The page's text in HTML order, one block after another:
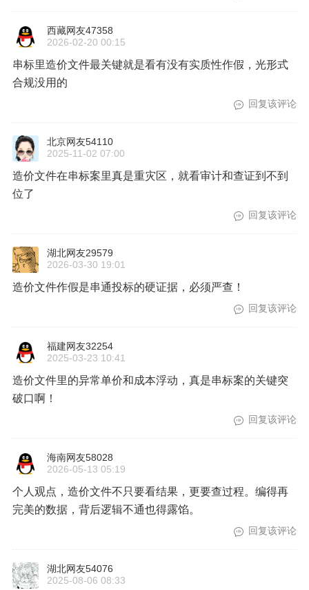
西藏网友47358
2026-02-20 00:15
串标里造价文件最关键就是看有没有实质性作假，光形式
合规没用的
回复该评论
北京网友54110
2025-11-02 07:00
造价文件在串标案里真是重灾区，就看审计和查证到不到
位了
回复该评论
湖北网友29579
2026-03-30 19:01
造价文件作假是串通投标的硬证据，必须严查！
回复该评论
福建网友32254
2025-03-23 10:41
造价文件里的异常单价和成本浮动，真是串标案的关键突
破口啊！
回复该评论
海南网友58028
2026-05-13 05:19
个人观点，造价文件不只要看结果，更要查过程。编得再
完美的数据，背后逻辑不通也得露馅。
回复该评论
湖北网友54076
2025-08-06 08:33